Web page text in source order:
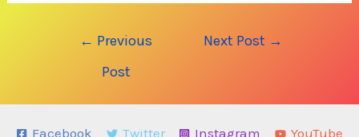
← Previous
Post
Next Post →
Facebook Twitter Instagram YouTube